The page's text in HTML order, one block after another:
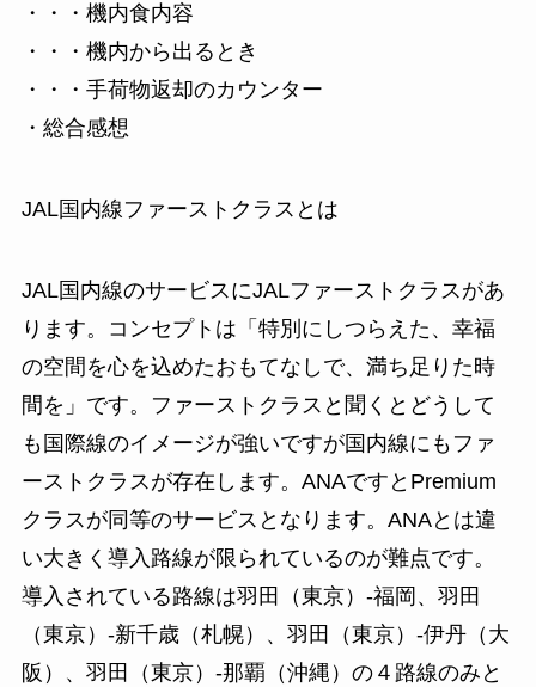
・・・機内食内容
・・・機内から出るとき
・・・手荷物返却のカウンター
・総合感想
JAL国内線ファーストクラスとは
JAL国内線のサービスにJALファーストクラスがあ
ります。コンセプトは「特別にしつらえた、幸福
の空間を心を込めたおもてなしで、満ち足りた時
間を」です。ファーストクラスと聞くとどうして
も国際線のイメージが強いですが国内線にもファ
ーストクラスが存在します。ANAですとPremium
クラスが同等のサービスとなります。ANAとは違
い大きく導入路線が限られているのが難点です。
導入されている路線は羽田（東京）-福岡、羽田
（東京）-新千歳（札幌）、羽田（東京）-伊丹（大
阪）、羽田（東京）-那覇（沖縄）の４路線のみと